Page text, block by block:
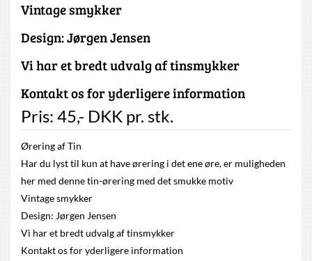
Vintage smykker
Design: Jørgen Jensen
Vi har et bredt udvalg af tinsmykker
Kontakt os for yderligere information
Pris: 45,- DKK pr. stk.
Ørering af Tin
Har du lyst til kun at have ørering i det ene øre, er muligheden
her med denne tin-ørering med det smukke motiv
Vintage smykker
Design: Jørgen Jensen
Vi har et bredt udvalg af tinsmykker
Kontakt os for yderligere information